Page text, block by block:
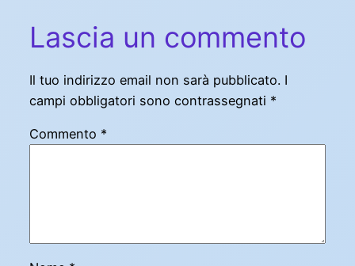
Lascia un commento
Il tuo indirizzo email non sarà pubblicato. I
campi obbligatori sono contrassegnati *
Commento *